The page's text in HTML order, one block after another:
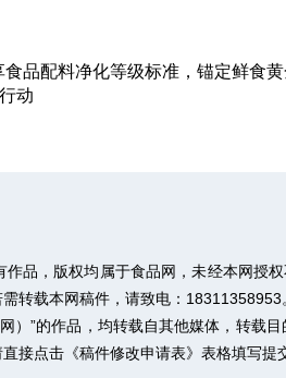
品配料净化等级标准，锚定鲜食黄
动
作品，版权均属于食品网，未经本网授
转载本网稿件，请致电：18311358953
）”的作品，均转载自其他媒体，转载
接点击《稿件修改申请表》 表格填写提